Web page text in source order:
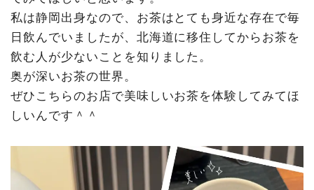
私は静岡出身なので、お茶はとても身近な存在で毎
日飲んでいましたが、北海道に移住してからお茶を
飲む人が少ないことを知りました。
奥が深いお茶の世界。
ぜひこちらのお店で美味しいお茶を体験してみてほ
しいんです＾＾